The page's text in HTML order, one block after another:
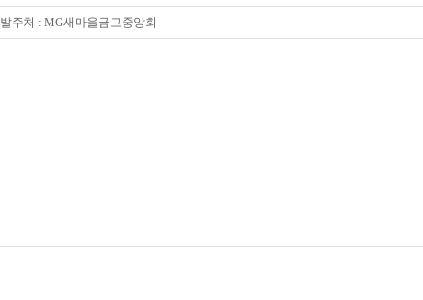
발주처 : MG새마을금고중앙회